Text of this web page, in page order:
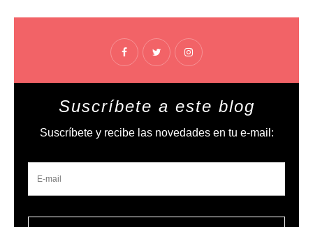
Suscríbete a este blog
Suscríbete y recibe las novedades en tu e-mail: